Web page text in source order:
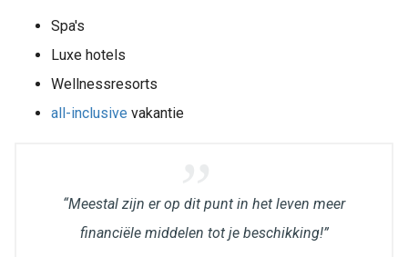
Spa's
Luxe hotels
Wellnessresorts
all-inclusive vakantie
“Meestal zijn er op dit punt in het leven meer
financiële middelen tot je beschikking!”